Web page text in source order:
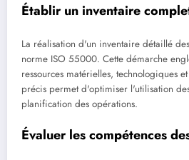
Établir un inventaire
La réalisation d'un inventaire détaillé
norme ISO 55000. Cette démarche
ressources matérielles, technologiques
précis permet d'optimiser l'utilisation
planification des opérations.
Évaluer les compétences